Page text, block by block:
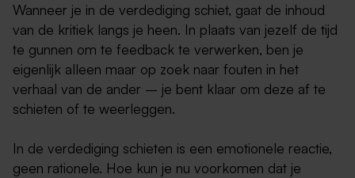
Wanneer je in de verdediging schiet, gaat de inhoud
van de kritiek langs je heen. In plaats van jezelf de tijd
te gunnen om te feedback te verwerken, ben je
eigenlijk alleen maar op zoek naar fouten in het
verhaal van de ander – je bent klaar om deze af te
schieten of te weerleggen.
In de verdediging schieten is een emotionele reactie,
geen rationele. Hoe kun je nu voorkomen dat je